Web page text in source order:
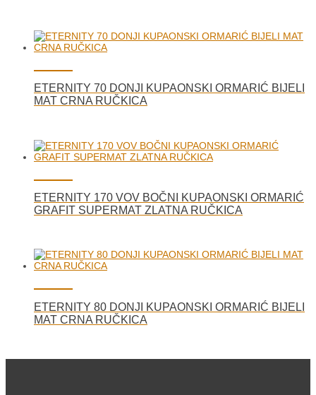
ETERNITY 70 DONJI KUPAONSKI ORMARIĆ BIJELI
MAT CRNA RUČKICA
ETERNITY 170 VOV BOČNI KUPAONSKI ORMARIĆ
GRAFIT SUPERMAT ZLATNA RUČKICA
ETERNITY 80 DONJI KUPAONSKI ORMARIĆ BIJELI
MAT CRNA RUČKICA